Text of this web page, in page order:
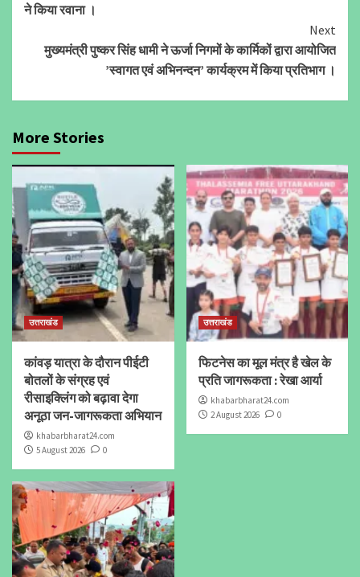
ने किया रवाना ।
Next
मुख्यमंत्री पुष्कर सिंह धामी ने ऊर्जा निगमों के कार्मिकों द्वारा आयोजित
’स्वागत एवं अभिनन्दन’ कार्यक्रम में किया प्रतिभाग ।
More Stories
उत्तराखंड
कांवड़ यात्रा के दौरान पीईटी
बोतलों के संग्रह एवं
रीसाइक्लिंग को बढ़ावा देगा
अनूठा जन-जागरूकता अभियान
khabarbharat24.com
5 August 2026
0
उत्तराखंड
फिटनेस का मूल मंत्र है खेल के
प्रति जागरूकता : रेखा आर्या
khabarbharat24.com
2 August 2026
0